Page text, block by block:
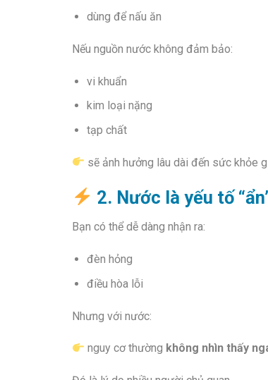
dùng để nấu ăn
Nếu nguồn nước không đảm bảo:
vi khuẩn
kim loại nặng
tạp chất
sẽ ảnh hưởng lâu dài đến sức khỏe
2. Nước là yếu tố
Bạn có thể dễ dàng nhận ra:
đèn hỏng
điều hòa lỗi
Nhưng với nước:
nguy cơ thường không nhìn thấy